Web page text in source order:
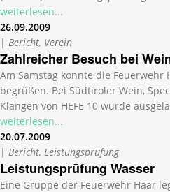
weiterlesen...
26.09.2009
| Bericht, Verein
Zahlreicher Besuch bei
Am Samstag konnte die Feuerwehr
begrüßen. Bei Südtiroler Wein,
Klängen von HEFE 10 wurde
weiterlesen...
20.07.2009
| Bericht, Leistungsprüfung
Leistungsprüfung Wasser
Eine Gruppe der Feuerwehr Haar